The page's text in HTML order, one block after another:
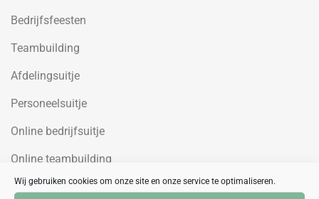
Wij gebruiken cookies om onze site en onze service te optimaliseren.
Bedrijfsfeesten
Teambuilding
Afdelingsuitje
Personeelsuitje
Online bedrijfsuitje
Online teambuilding